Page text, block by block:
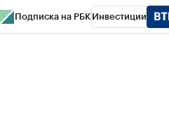
Подписка на РБК Инвестиции